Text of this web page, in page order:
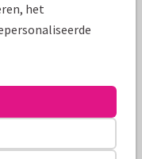
lelies en takjes. Op
je aanpassen. Om
het